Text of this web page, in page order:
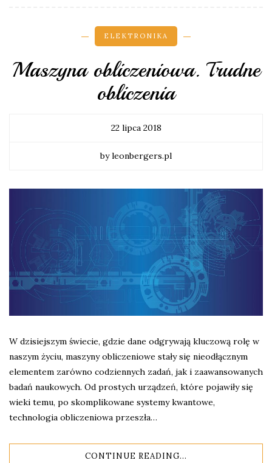
ELEKTRONIKA
Maszyna obliczeniowa. Trudne
obliczenia
22 lipca 2018
by leonbergers.pl
W dzisiejszym świecie, gdzie dane odgrywają kluczową rolę w
naszym życiu, maszyny obliczeniowe stały się nieodłącznym
elementem zarówno codziennych zadań, jak i zaawansowanych
badań naukowych. Od prostych urządzeń, które pojawiły się
wieki temu, po skomplikowane systemy kwantowe,
technologia obliczeniowa przeszła…
CONTINUE READING...